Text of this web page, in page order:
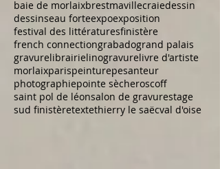
baie de morlaixbrestmavillecraiedessin
dessinseau forteexpoexposition
festival des littératuresfinistère
french connectiongrabadogrand palais
gravurelibrairielinogravurelivre d'artiste
morlaixparispeinturepesanteur
photographiepointe sècheroscoff
saint pol de léonsalon de gravurestage
sud finistèretextethierry le saëcval d'oise